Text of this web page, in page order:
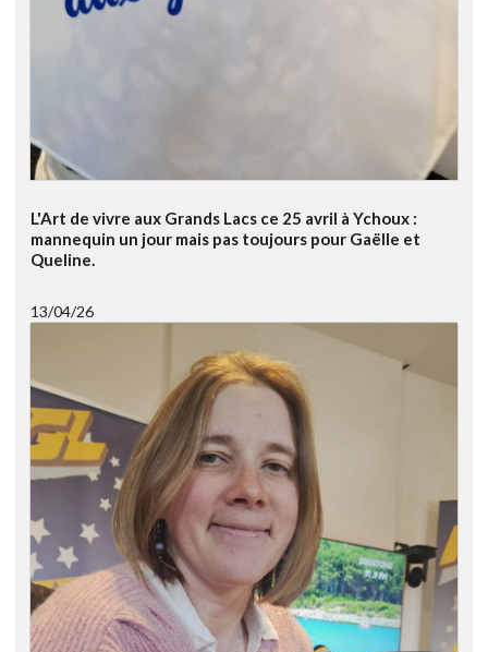
L'Art de vivre aux Grands Lacs ce 25 avril à Ychoux :
mannequin un jour mais pas toujours pour Gaëlle et
Queline.
13/04/26